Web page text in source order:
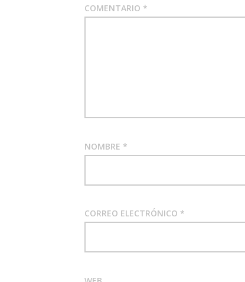
COMENTARIO *
NOMBRE *
CORREO ELECTRÓNICO *